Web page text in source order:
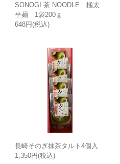
SONOGI 茶 NOODLE 極太
平麺 1袋200ｇ
648円(税込)
長崎そのぎ抹茶タルト4個入
1,350円(税込)